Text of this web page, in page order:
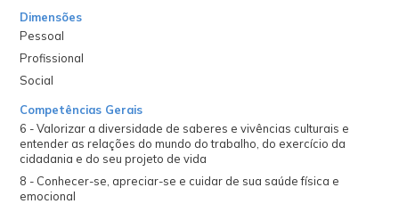
Dimensões
Pessoal
Profissional
Social
Competências Gerais
6 - Valorizar a diversidade de saberes e vivências culturais e
entender as relações do mundo do trabalho, do exercício da
cidadania e do seu projeto de vida
8 - Conhecer-se, apreciar-se e cuidar de sua saúde física e
emocional